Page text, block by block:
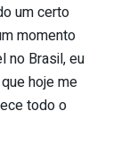
um certo
momento
no Brasil, eu
hoje me
todo o